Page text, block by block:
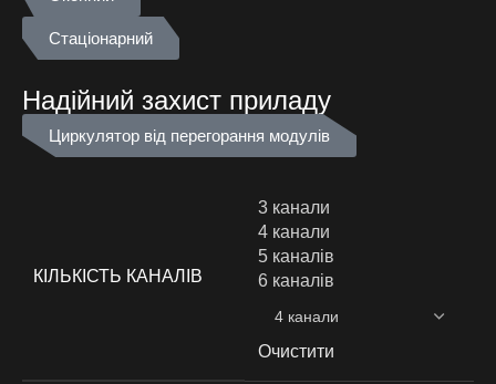
Стаціонарний
Надійний захист приладу
Циркулятор від перегорання модулів
КІЛЬКІСТЬ КАНАЛІВ
3 канали
4 канали
5 каналів
6 каналів
Очистити